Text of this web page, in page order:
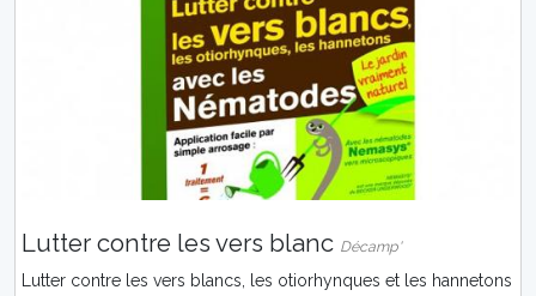
Lutter contre les vers blanc Décamp'
Lutter contre les vers blancs, les otiorhynques et les hannetons